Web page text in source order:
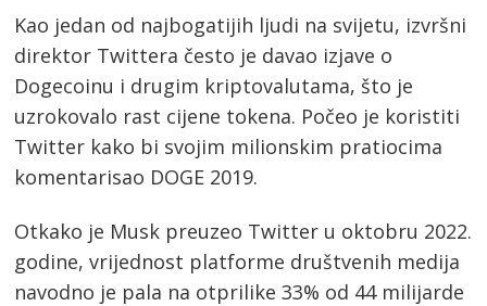
Kao jedan od najbogatijih ljudi na svijetu, izvršni
direktor Twittera često je davao izjave o
Dogecoinu i drugim kriptovalutama, što je
uzrokovalo rast cijene tokena. Počeo je koristiti
Twitter kako bi svojim milionskim pratiocima
komentarisao DOGE 2019.
Otkako je Musk preuzeo Twitter u oktobru 2022.
godine, vrijednost platforme društvenih medija
navodno je pala na otprilike 33% od 44 milijarde